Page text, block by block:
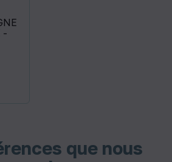
-
que nous